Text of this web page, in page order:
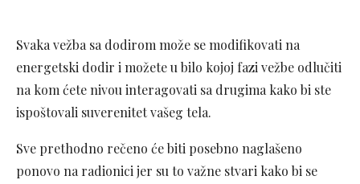
Svaka vežba sa dodirom može se modifikovati na
energetski dodir i možete u bilo kojoj fazi vežbe odlučiti
na kom ćete nivou interagovati sa drugima kako bi ste
ispoštovali suverenitet vašeg tela.
Sve prethodno rečeno će biti posebno naglašeno
ponovo na radionici jer su to važne stvari kako bi se